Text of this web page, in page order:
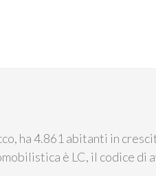
ha 4.861 abitanti in
è LC, il codice di